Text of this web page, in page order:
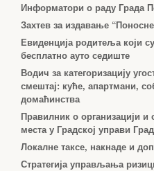
Информатори о раду Града
Захтев за издавање
Евиденција родитеља који
бесплатно ауто седиште
Водич за категоризацију
смештај: куће, апартмани,
домаћинства
Правилник о организацији и
места у Градској управи
Локалне таксе, накнаде и
Стратегија управљања